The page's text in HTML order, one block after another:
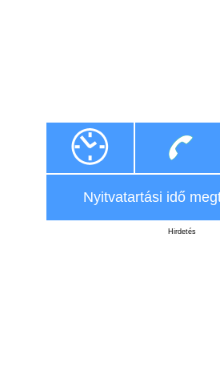
Nyitvatartási idő
Hirdetés